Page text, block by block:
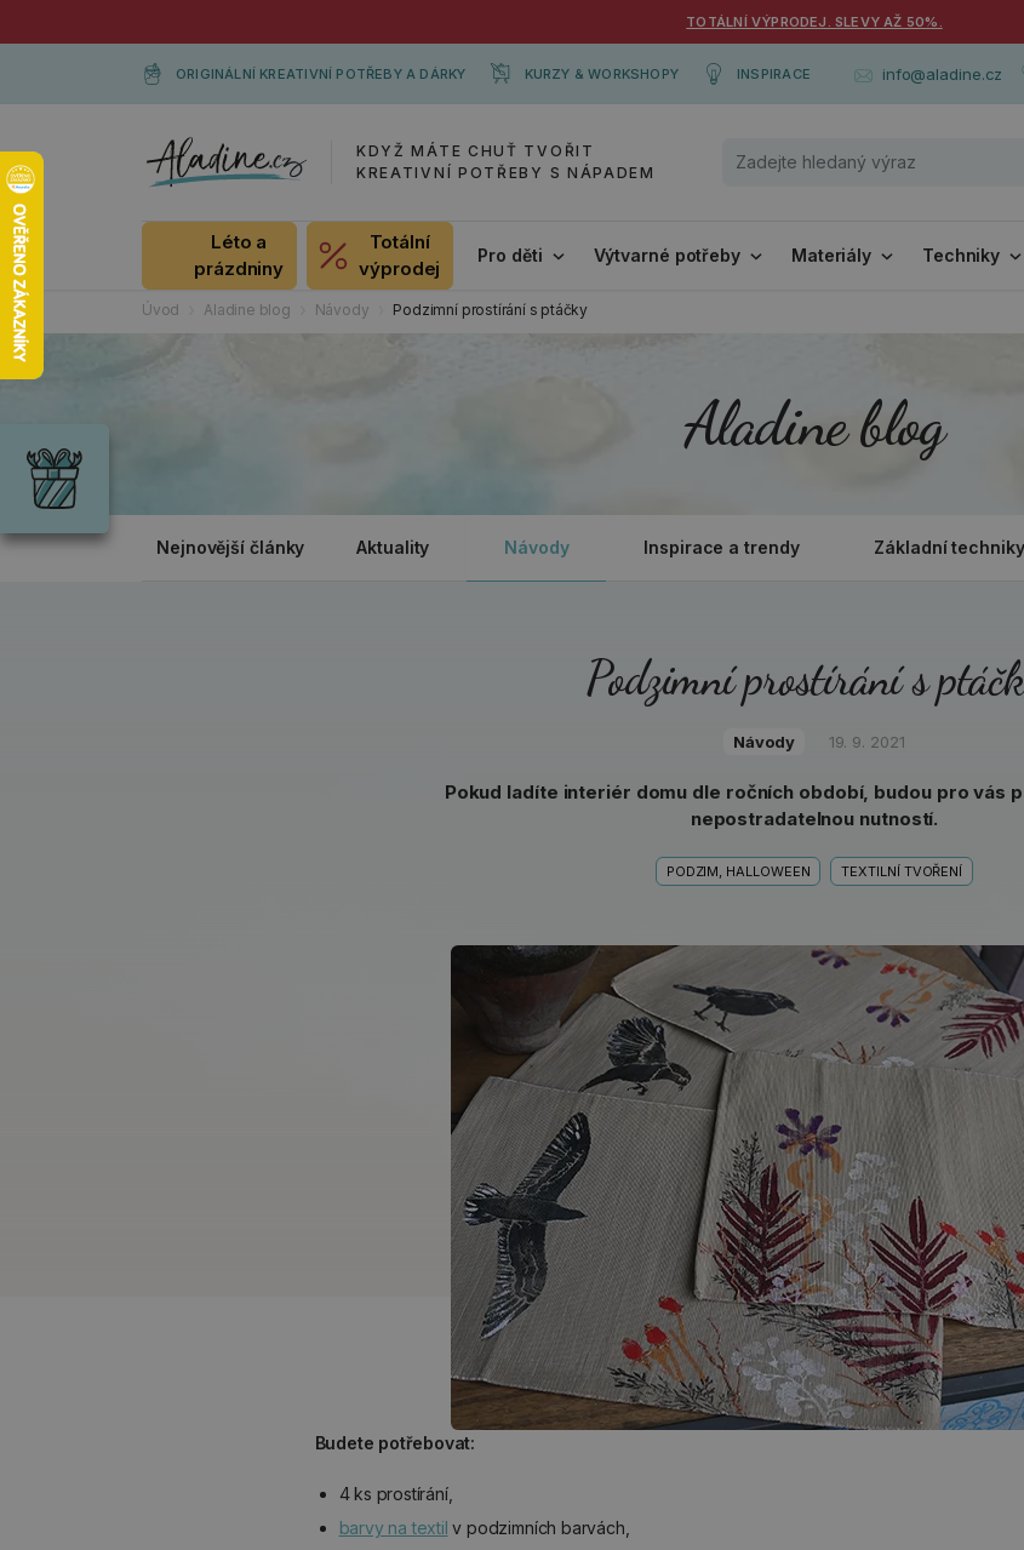
TOTÁLNÍ VÝPRODEJ. SLEVY AŽ 50%.
ORIGINÁLNÍ KREATIVNÍ POTŘEBY A DÁRKY KURZY & WORKSHOPY INSPIRACE info@aladine.cz
KDYŽ MÁTE CHUŤ TVOŘIT
KREATIVNÍ POTŘEBY S NÁPADEM
Léto a
prázdniny
Totální
výprodej
Pro děti Výtvarné potřeby Materiály Techniky
Úvod Aladine blog Návody Podzimní prostírání s ptáčky
Aladine blog
Nejnovější články Aktuality Návody Inspirace a trendy Základní techniky
Podzimní prostírání s
Návody 19. 9. 2021
Pokud ladíte interiér domu dle ročních období, budou pro vás
nepostradatelnou nutností.
PODZIM, HALLOWEEN TEXTILNÍ TVOŘENÍ
Budete potřebovat:
4 ks prostírání,
barvy na textil v podzimních barvách,
každou
příležitost